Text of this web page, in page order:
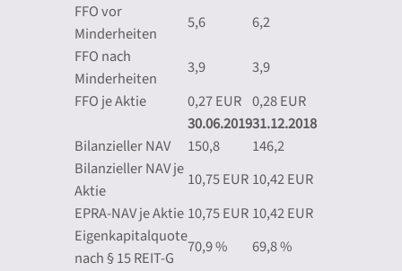
FFO vor
Minderheiten
5,6
6,2
FFO nach
Minderheiten
3,9
3,9
FFO je Aktie
0,27 EUR 0,28 EUR
30.06.201931.12.2018
Bilanzieller NAV
150,8
146,2
Bilanzieller NAV je
Aktie
10,75 EUR 10,42 EUR
EPRA-NAV je Aktie 10,75 EUR 10,42 EUR
Eigenkapitalquote
nach § 15 REIT-G
70,9 % 69,8 %